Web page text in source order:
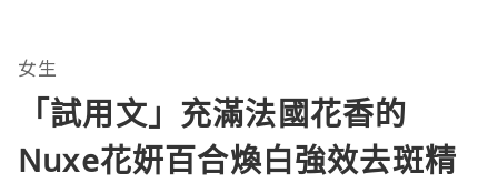
女生
「試用文」充滿法國花香的
Nuxe花妍百合煥白強效去斑精